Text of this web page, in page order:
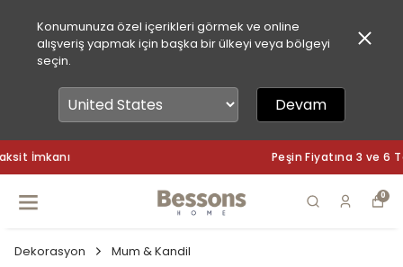
Konumunuza özel içerikleri görmek ve online
alışveriş yapmak için başka bir ülkeyi veya bölgeyi
seçin.
Devam
Peşin Fiyatına 3 ve 6 Taksit İmkanı
0
Dekorasyon Mum & Kandil